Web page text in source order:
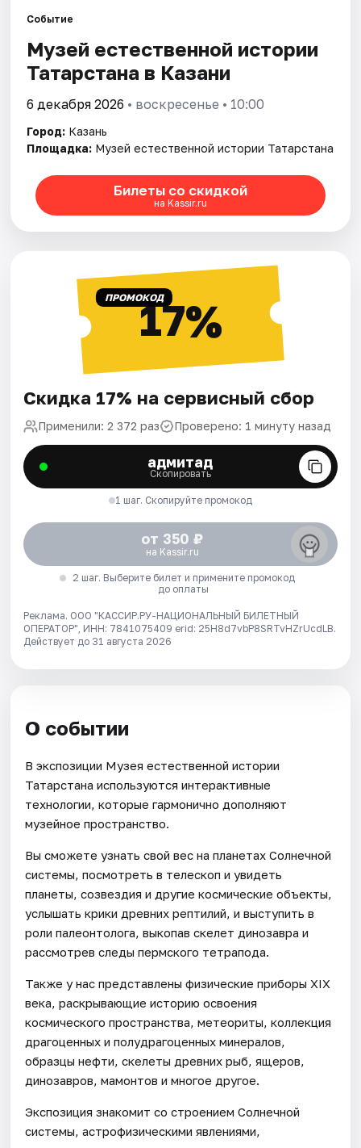
Событие
Музей естественной истории
Татарстана в Казани
6 декабря 2026 • воскресенье • 10:00
Город: Казань
Площадка: Музей естественной истории Татарстана
Билеты со скидкой
на Kassir.ru
ПРОМОКОД17%
Скидка 17% на сервисный сбор
Применили: 2 372 раз Проверено: 1 минуту назад
адмитад
Скопировать
1 шаг. Скопируйте промокод
от 350 ₽
на Kassir.ru
2 шаг. Выберите билет и примените промокод
до оплаты
Реклама. ООО "КАССИР.РУ-НАЦИОНАЛЬНЫЙ БИЛЕТНЫЙ
ОПЕРАТОР", ИНН: 7841075409 erid: 25H8d7vbP8SRTvHZrUcdLB.
Действует до 31 августа 2026
О событии
В экспозиции Музея естественной истории
Татарстана используются интерактивные
технологии, которые гармонично дополняют
музейное пространство.
Вы сможете узнать свой вес на планетах Солнечной
системы, посмотреть в телескоп и увидеть
планеты, созвездия и другие космические объекты,
услышать крики древних рептилий, и выступить в
роли палеонтолога, выкопав скелет динозавра и
рассмотрев следы пермского тетрапода.
Также у нас представлены физические приборы XIX
века, раскрывающие историю освоения
космического пространства, метеориты, коллекция
драгоценных и полудрагоценных минералов,
образцы нефти, скелеты древних рыб, ящеров,
динозавров, мамонтов и многое другое.
Экспозиция знакомит со строением Солнечной
системы, астрофизическими явлениями,